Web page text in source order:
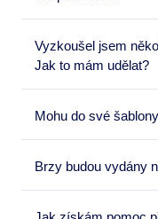
Vyzkoušel jsem
Jak to mám udělat?
Mohu do své
Brzy budou vydány